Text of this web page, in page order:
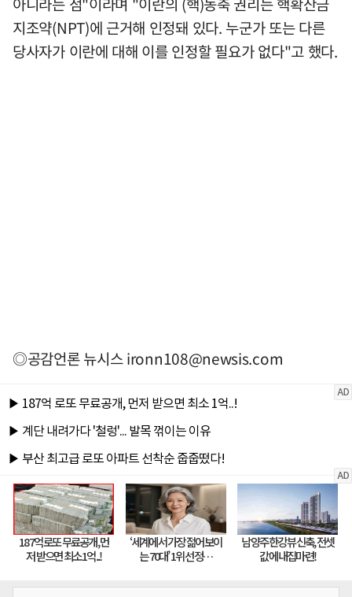
지조약(NPT)에 근거해 인정돼 있다. 누군가 또는 다른
당사자가 이란에 대해 이를 인정할 필요가 없다"고 했다.
◎공감언론 뉴시스ironn108@newsis.com